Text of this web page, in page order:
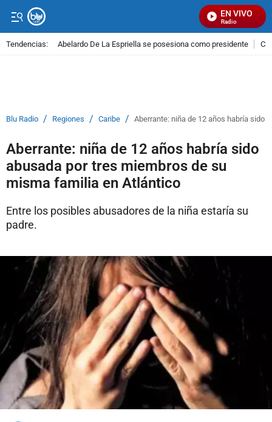
EN VIVO
Señal Visual Radio
Tendencias: Abelardo De La Espriella se posesiona como presidente
Blu Radio / Regiones / Caribe / Aberrante: niña de 12 años habría sido
Aberrante: niña de 12 años habría sido
abusada por tres miembros de su
misma familia en Atlántico
Entre los posibles abusadores de la niña estaría su
padre.